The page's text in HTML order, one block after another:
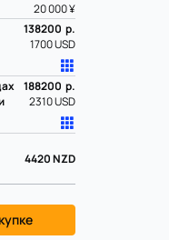
20 000 ¥
138200 р.
1700 USD
188200 р.
2310 USD
4420NZD